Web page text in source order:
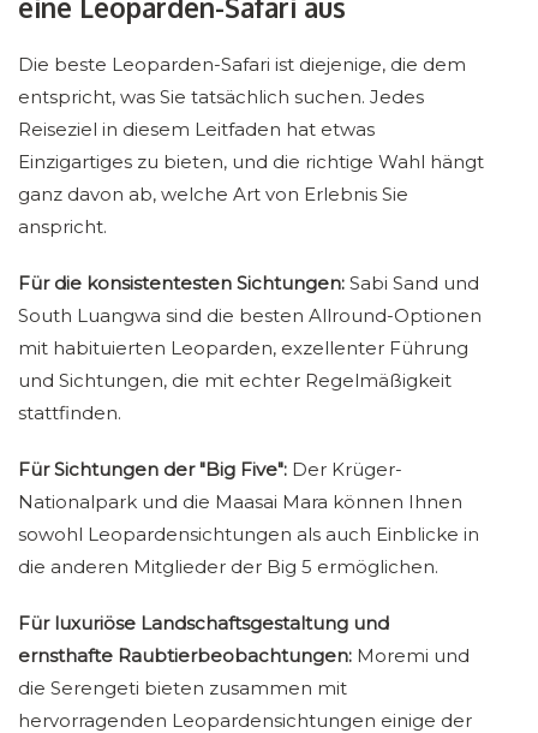
eine Leoparden-Safari aus
Die beste Leoparden-Safari ist diejenige, die dem
entspricht, was Sie tatsächlich suchen. Jedes
Reiseziel in diesem Leitfaden hat etwas
Einzigartiges zu bieten, und die richtige Wahl hängt
ganz davon ab, welche Art von Erlebnis Sie
anspricht.
Für die konsistentesten Sichtungen: Sabi Sand und
South Luangwa sind die besten Allround-Optionen
mit habituierten Leoparden, exzellenter Führung
und Sichtungen, die mit echter Regelmäßigkeit
stattfinden.
Für Sichtungen der "Big Five": Der Krüger-
Nationalpark und die Maasai Mara können Ihnen
sowohl Leopardensichtungen als auch Einblicke in
die anderen Mitglieder der Big 5 ermöglichen.
Für luxuriöse Landschaftsgestaltung und
ernsthafte Raubtierbeobachtungen: Moremi und
die Serengeti bieten zusammen mit
hervorragenden Leopardensichtungen einige der